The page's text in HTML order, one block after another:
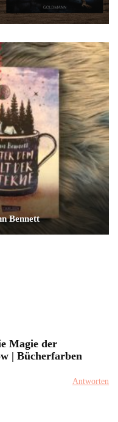
Bennett
Magie der
| Bücherfarben
Antworten